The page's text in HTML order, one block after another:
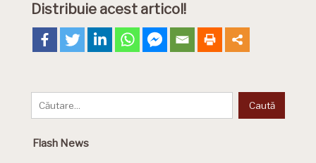
Distribuie acest articol!
Flash News